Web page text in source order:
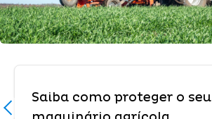
Saiba como proteger o seu